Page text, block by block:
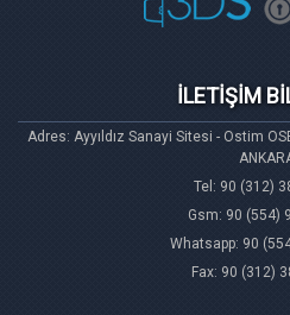
İLETİŞİM
Adres: Ayyıldız Sanayi Sitesi - Ostim
Tel: 90 (312)
Gsm: 90 (554)
Whatsapp: 90
Fax: 90 (312)